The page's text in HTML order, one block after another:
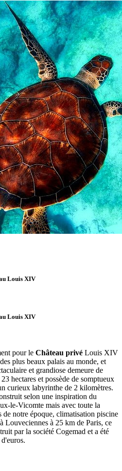
Louis XIV
Louis XIV
pour le Château privé Louis XIV
plus beaux palais au monde, et
et grandiose demeure de
hectares et possède de somptueux
curieux labyrinthe de 2 kilomètres.
selon une inspiration du
le-Vicomte mais avec toute la
de notre époque, climatisation piscine
Louveciennes à 25 km de Paris, ce
par la société Cogemad et a été